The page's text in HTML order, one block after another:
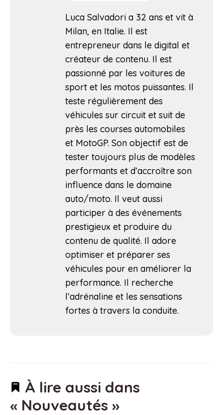
Luca Salvadori a 32 ans et vit à
Milan, en Italie. Il est
entrepreneur dans le digital et
créateur de contenu. Il est
passionné par les voitures de
sport et les motos puissantes. Il
teste régulièrement des
véhicules sur circuit et suit de
près les courses automobiles
et MotoGP. Son objectif est de
tester toujours plus de modèles
performants et d’accroître son
influence dans le domaine
auto/moto. Il veut aussi
participer à des événements
prestigieux et produire du
contenu de qualité. Il adore
optimiser et préparer ses
véhicules pour en améliorer la
performance. Il recherche
l’adrénaline et les sensations
fortes à travers la conduite.
À lire aussi dans
« Nouveautés »